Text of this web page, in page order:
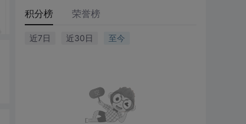
积分榜 荣誉榜
近7日 近30日 至今